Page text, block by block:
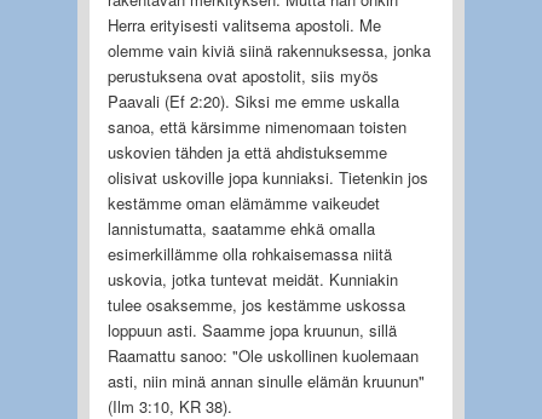
Herra erityisesti valitsema apostoli. Me
olemme vain kiviä siinä rakennuksessa, jonka
perustuksena ovat apostolit, siis myös
Paavali (Ef 2:20). Siksi me emme uskalla
sanoa, että kärsimme nimenomaan toisten
uskovien tähden ja että ahdistuksemme
olisivat uskoville jopa kunniaksi. Tietenkin jos
kestämme oman elämämme vaikeudet
lannistumatta, saatamme ehkä omalla
esimerkillämme olla rohkaisemassa niitä
uskovia, jotka tuntevat meidät. Kunniakin
tulee osaksemme, jos kestämme uskossa
loppuun asti. Saamme jopa kruunun, sillä
Raamattu sanoo: "Ole uskollinen kuolemaan
asti, niin minä annan sinulle elämän kruunun"
(Ilm 3:10, KR 38).